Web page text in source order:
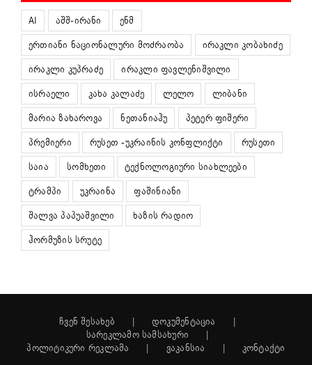
AI აშშ-ირანი
ენმ
ერთიანი ნაციონალური მოძრაობა
ირაკლი კობახიძე
ირაკლი კუპრაძე
ირაკლი ფავლენიშვილი
ისრაელი
კახა კალაძე ლელო
ლიბანი
მარია ზახაროვა
ნეთანიაჰუ
პეტერ ფიშერი
პრემიერი
რუსეთ -უკრაინის კონფლიქტი
რუსეთი
საია
სომხეთი
ტექნოლოგიური სიახლეები
ტრამპი
უკრაინა
ფაშინიანი
შალვა პაპუაშვილი
ხაზის რადიო
ჰორმუზის სრუტე
ჩვენ შესახებ
დოკუმენტაცია
სარეკლამო სამსახური
პოლიტიკური რეკლამა
ვაკანსია კონტაქტი